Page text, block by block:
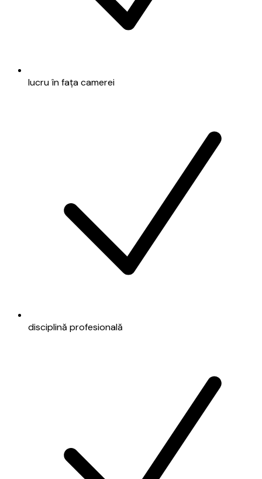
lucru în fața camerei
disciplină profesională